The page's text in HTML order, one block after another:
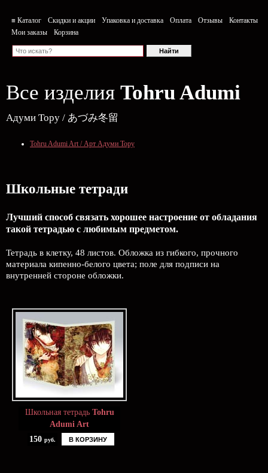
≡ Каталог Скидки и акции Упаковка и доставка Оплата Отзывы
Контакты
Мои заказы
Корзина
Все изделия Tohru Adumi
Адуми Тору / あづみ冬留
Tohru Adumi Art / Арт Адуми Тору
Школьные тетради
Лучший способ связать хорошее настроение от обладания
такой тетрадью c любимым предметом.
Тетрадь в клетку, 48 листов. Обложка из гибкого, прочного
материала кипенно-белого цвета; поле для подписи на
внутренней стороне обложки.
Школьная тетрадь Tohru
Adumi Art
150 руб. В КОРЗИНУ